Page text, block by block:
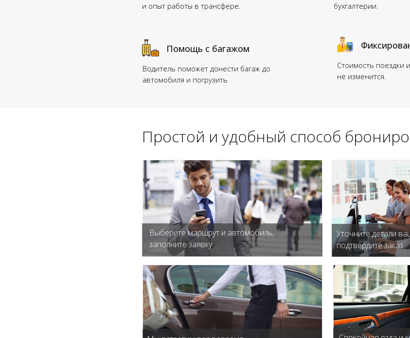
Водитель поможет донести багаж до
автомобиля и погрузить
Помощь с багажом
и опыт работы в трансфере.
бухгалтерии.
Стоимость поездки
не изменится.
Простой и удобный способ
Выберите маршрут и автомобиль,
заполните заявку
Уточните детали
подтвердите заказ